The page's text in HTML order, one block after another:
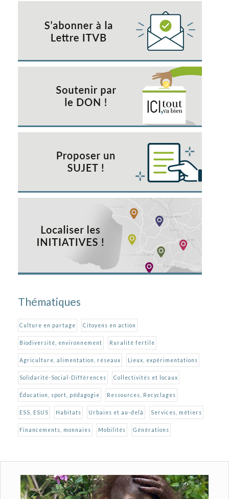
Thématiques
Culture en partage Citoyens en action
Biodiversité, environnement Ruralité fertile
Agriculture, alimentation, réseaux Lieux, expérimentations
Solidarité-Social-Différences Collectivités et locaux
Éducation, sport, pédagogie Ressources, Recyclages
ESS, ESUS Habitats Urbains et au-delà Services, métiers
Financements, monnaies Mobilités Générations